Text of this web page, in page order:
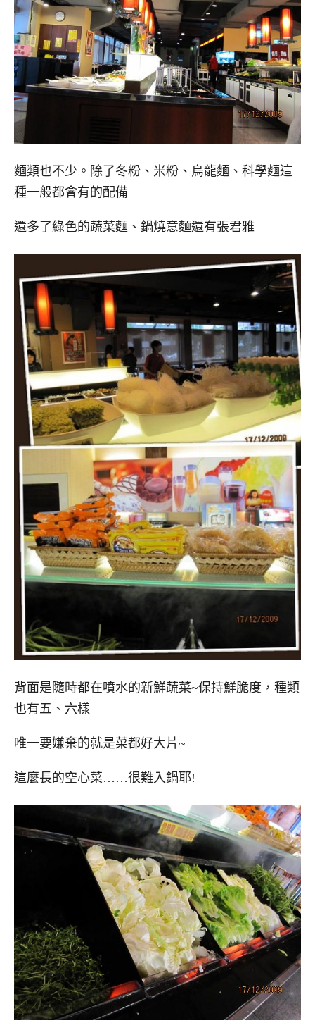
麵類也不少。除了冬粉、米粉、烏龍麵、科學麵這
種一般都會有的配備
還多了綠色的蔬菜麵、鍋燒意麵還有張君雅
背面是隨時都在噴水的新鮮蔬菜~保持鮮脆度，種類
也有五、六樣
唯一要嫌棄的就是菜都好大片~
這麼長的空心菜……很難入鍋耶!